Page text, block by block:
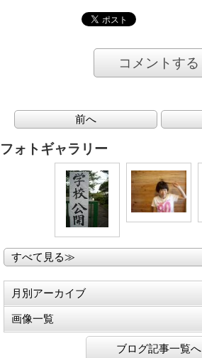
コメントする
前へ
フォトギャラリー
すべて見る≫
月別アーカイブ
画像一覧
ブログ記事一覧へ